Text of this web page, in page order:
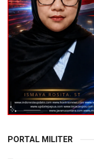
PORTAL MILITER